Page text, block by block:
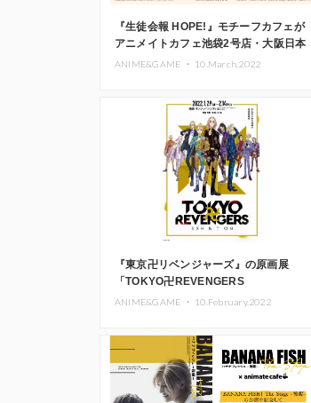
『生徒会報 HOPE!』モチーフカフェが
アニメイトカフェ池袋2号店・大阪日本
橋で開催中
ANIME&GAME ・ 10.March.2022
『東京卍リベンジャーズ』の原画展
「TOKYO卍REVENGERS
EXHIBITION」グッズの全商品が解禁
ANIME&GAME ・ 10.February.2022